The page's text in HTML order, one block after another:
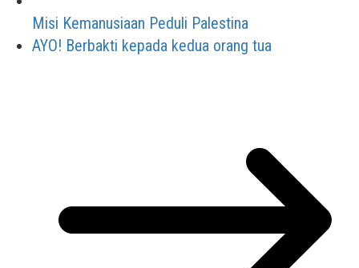
Misi Kemanusiaan Peduli Palestina
AYO! Berbakti kepada kedua orang tua